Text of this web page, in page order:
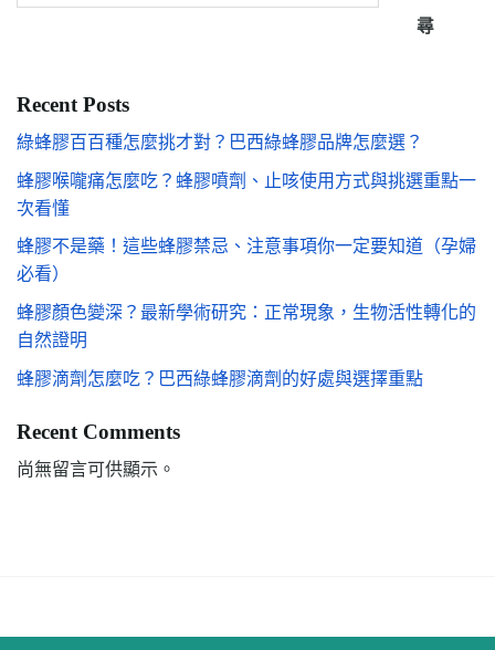
尋
Recent Posts
綠蜂膠百百種怎麼挑才對？巴西綠蜂膠品牌怎麼選？
蜂膠喉嚨痛怎麼吃？蜂膠噴劑、止咳使用方式與挑選重點一
次看懂
蜂膠不是藥！這些蜂膠禁忌、注意事項你一定要知道（孕婦
必看）
蜂膠顏色變深？最新學術研究：正常現象，生物活性轉化的
自然證明
蜂膠滴劑怎麼吃？巴西綠蜂膠滴劑的好處與選擇重點
Recent Comments
尚無留言可供顯示。